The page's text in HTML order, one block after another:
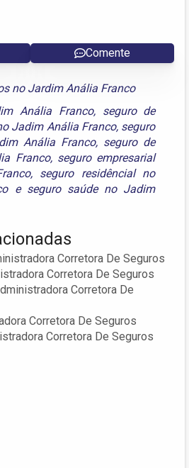
Comente
no Jardim Anália Franco
Anália Franco, seguro de
Jadim Anália Franco, seguro
Anália Franco, seguro de
Franco, seguro empresarial
, seguro residêncial no
e seguro saúde no Jadim
Corretora De Seguros
Corretora De Seguros
Corretora De
Corretora De Seguros
Corretora De Seguros